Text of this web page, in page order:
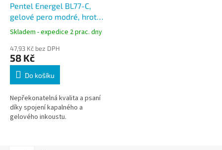
Pentel Energel BL77-C,
gelové pero modré, hrot
0,7 mm
Skladem - expedice 2 prac. dny
47,93 Kč bez DPH
58 Kč
Do košíku
Nepřekonatelná kvalita a psaní
díky spojení kapalného a
gelového inkoustu.